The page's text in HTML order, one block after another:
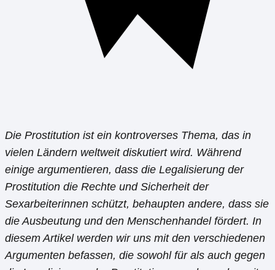
Die Prostitution ist ein kontroverses Thema, das in
vielen Ländern weltweit diskutiert wird. Während
einige argumentieren, dass die Legalisierung der
Prostitution die Rechte und Sicherheit der
Sexarbeiterinnen schützt, behaupten andere, dass sie
die Ausbeutung und den Menschenhandel fördert. In
diesem Artikel werden wir uns mit den verschiedenen
Argumenten befassen, die sowohl für als auch gegen